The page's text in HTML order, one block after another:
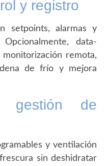
y registro
setpoints, alarmas y
data-
remota,
de frío y mejora
gestión de
y ventilación
sin deshidratar